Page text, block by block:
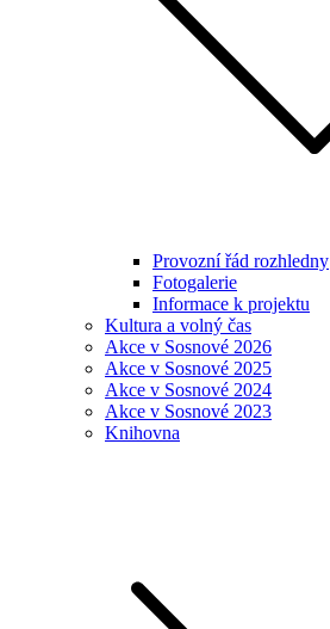
Provozní řád rozhledny
Fotogalerie
Informace k projektu
Kultura a volný čas
Akce v Sosnové 2026
Akce v Sosnové 2025
Akce v Sosnové 2024
Akce v Sosnové 2023
Knihovna